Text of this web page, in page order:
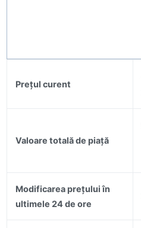
Prețul curent
Valoare totală de piață
Modificarea prețului în
ultimele 24 de ore